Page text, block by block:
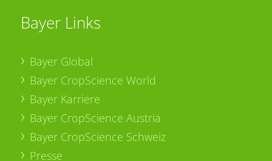
Bayer Links
Bayer Global
Bayer CropScience World
Bayer Karriere
Bayer CropScience Austria
Bayer CropScience Schweiz
Presse